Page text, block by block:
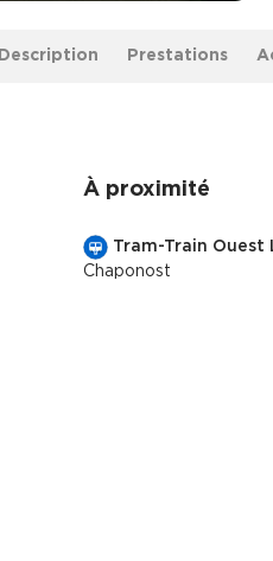
Description Prestations
À proximité
M
Tram-Train Ouest
Chaponost